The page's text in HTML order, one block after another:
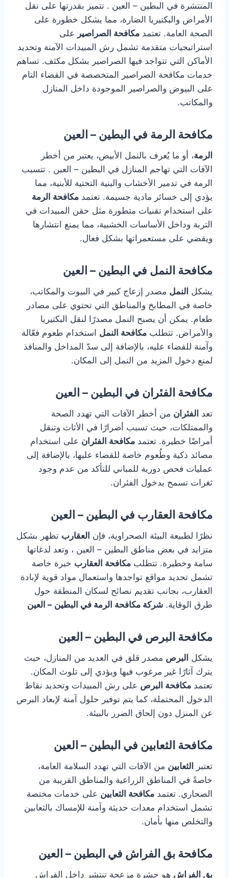
المنتشرة في البطين – العين . تتميز بقدرتها على نقل
الأمراض والبكتيريا الضارة، مما يشكل خطورة على
الصحة العامة. تعتمد مكافحة الصراصير على
استراتيجيات متقدمة تشمل رش المبيدات الآمنة وتحديد
الأماكن التي تتواجد فيها الصراصير بشكل مكثف. تساهم
خدمات مكافحة الصراصير المتخصصة في القضاء التام
على البيوض والصراصير الموجودة داخل المنازل
والمكاتب.
مكافحة الرمة في البطين – العين
الرمة، أو ما يُعرف بالنمل الأبيض، يعتبر من أخطر
الآفات التي تهاجم المنازل في البطين – العين . تتسبب
الرمة في تدمير الأخشاب والبنية التحتية للأبنية، مما
يؤدي إلى خسائر مادية جسيمة. تعتمد مكافحة الرمة
على استخدام تقنيات متطورة مثل حقن المبيدات في
التربة وداخل الأساسات الخشبية، مما يمنع انتشارها
ويقضي على مستعمراتها بشكل فعال.
مكافحة النمل في البطين – العين
يشكل النمل مصدر إزعاج كبير في البيوت والمكاتب،
خاصة في المطابخ والمناطق التي تحتوي على مصادر
طعام. يمكن أن يصبح النمل مصدرًا لنقل البكتيريا
والأمراض. تتطلب مكافحة النمل استخدام طعوم فعّالة
وآمنة للقضاء عليه، بالإضافة إلى سدّ المداخل والمنافذ
لمنع دخول المزيد من النمل إلى المكان.
مكافحة الفئران في البطين – العين
تعد الفئران من أخطر الآفات التي تهدد الصحة
والممتلكات، حيث تسبب أضرارًا في الأثاث وتنقل
أمراضًا خطيرة. تعتمد مكافحة الفئران على استخدام
مصائد ذكية وطُعوم خاصة للقضاء عليها، بالإضافة إلى
عمليات فحص دورية للمباني للتأكد من عدم وجود
ثغرات تسمح بدخول الفئران.
مكافحة العقارب في البطين – العين
نظرًا لطبيعة البيئة الصحراوية، فإن العقارب تظهر بشكل
متزايد في بعض مناطق البطين – العين ، وتعد لدغاتها
سامة وخطيرة. تتطلب مكافحة العقارب خبرة خاصة
تشمل تحديد مواقع تواجدها واستعمال مواد قوية لإبادة
العقارب، بجانب تقديم نصائح لسكان المنطقة حول
طرق الوقاية. شركة مكافحة الرمة في البطين – العين
مكافحة البرص في البطين – العين
يشكل البرص مصدر قلق في العديد من المنازل، حيث
يترك آثارًا غير مرغوب فيها ويؤدي إلى تلوث المكان.
تعتمد مكافحة البرص على رش المبيدات وتحديد نقاط
الدخول المحتملة، كما يتم توفير حلول آمنة لإبعاد البرص
عن المنزل دون إلحاق الضرر بالبيئة.
مكافحة الثعابين في البطين – العين
تعتبر الثعابين من الآفات التي تهدد السلامة العامة،
خاصةً في المناطق الزراعية والمناطق القريبة من
الصحاري. تعتمد مكافحة الثعابين على خدمات مختصة
تشمل استخدام معدات حديثة وآمنة للإمساك بالثعابين
والتخلص منها بأمان.
مكافحة بق الفراش في البطين – العين
بق الفراش هو حشرة مزعجة تنتشر داخل الفراش